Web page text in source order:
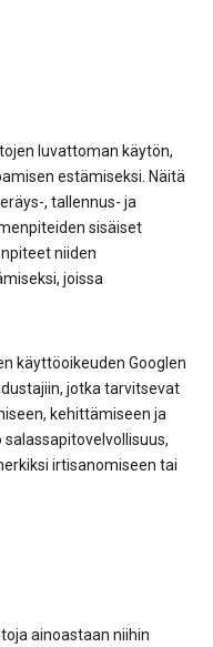
luvattoman käytön,
estämiseksi. Näitä
, tallennus- ja
sisäiset
niiden
joissa
käyttöoikeuden Googlen
jotka tarvitsevat
kehittämiseen ja
irtisanomiseen tai
ainoastaan niihin